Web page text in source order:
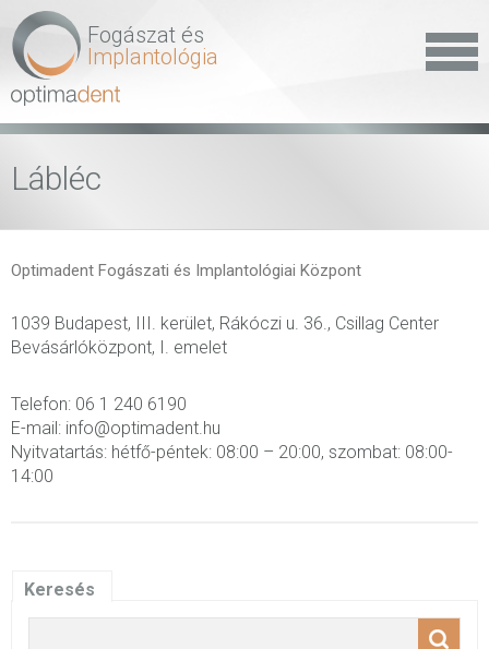
Fogászat és
Implantológia
Lábléc
Optimadent Fogászati és Implantológiai Központ
1039 Budapest, III. kerület, Rákóczi u. 36., Csillag Center
Bevásárlóközpont, I. emelet
Telefon: 06 1 240 6190
E-mail: info@optimadent.hu
Nyitvatartás: hétfő-péntek: 08:00 – 20:00, szombat: 08:00-
14:00
Keresés